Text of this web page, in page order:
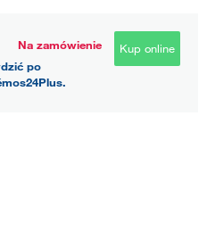
Na zamówienie
po
Kup online